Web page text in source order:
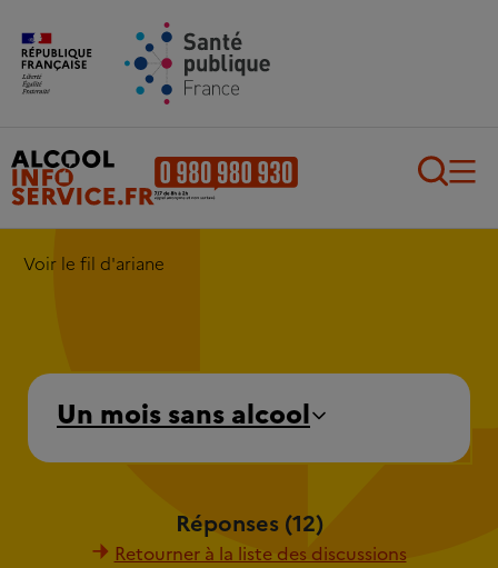
Aller au contenu principal
Voir le fil d'ariane
Un mois sans alcool
Réponses (12)
Retourner à la liste des discussions